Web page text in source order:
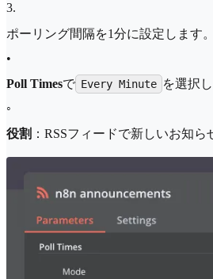
3.
ポーリング間隔を1分に設定します。
•
Poll Timesで Every Minute を選択し
◦
役割 ：RSSフィードで新しいお知ら